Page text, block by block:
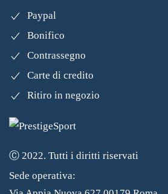
Paypal
Bonifico
Contrassegno
Carte di credito
Ritiro in negozio
Ⓒ 2022. Tutti i diritti riservati
Sede operativa: